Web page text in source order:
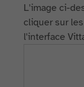
L'image ci-
cliquer sur
l'interface